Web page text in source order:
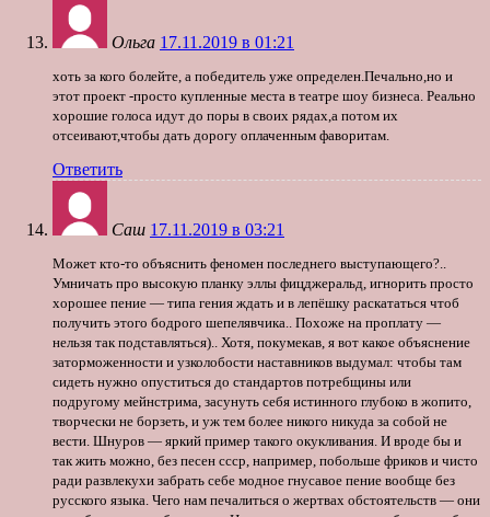
Ольга 17.11.2019 в 01:21
хоть за кого болейте, а победитель уже определен.Печально,но и
этот проект -просто купленные места в театре шоу бизнеса. Реально
хорошие голоса идут до поры в своих рядах,а потом их
отсеивают,чтобы дать дорогу оплаченным фаворитам.
Ответить
Саш 17.11.2019 в 03:21
Может кто-то объяснить феномен последнего выступающего?..
Умничать про высокую планку эллы фицджеральд, игнорить просто
хорошее пение — типа гения ждать и в лепёшку раскататься чтоб
получить этого бодрого шепелявчика.. Похоже на проплату —
нельзя так подставляться).. Хотя, покумекав, я вот какое объяснение
заторможенности и узколобости наставников выдумал: чтобы там
сидеть нужно опуститься до стандартов потребщины или
подругому мейнстрима, засунуть себя истинного глубоко в жопито,
творчески не борзеть, и уж тем более никого никуда за собой не
вести. Шнуров — яркий пример такого окукливания. И вроде бы и
так жить можно, без песен ссср, например, побольше фриков и чисто
ради развлекухи забрать себе модное гнусавое пение вообще без
русского языка. Чего нам печалиться о жертвах обстоятельств — они